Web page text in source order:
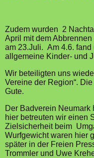
Zudem wurden 2
April mit dem
am 23.Juli. Am 4.6.
allgemeine Kinder- und
Wir beteiligten uns
Vereine der Region“.
Gute.
Der Badverein Neumark
hier betreuten wir einen
Zielsicherheit beim
Wurfgewicht waren hier
später in der Freien
Trommler und Uwe